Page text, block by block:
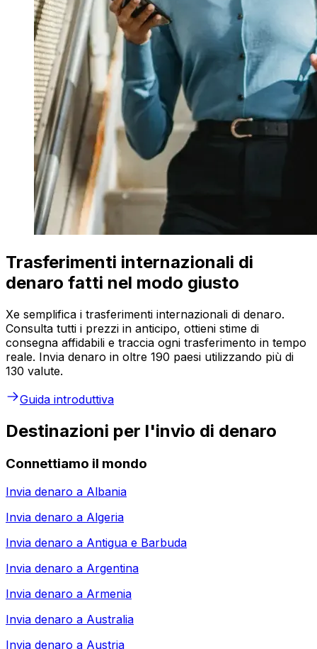
Trasferimenti internazionali di
denaro fatti nel modo giusto
Xe semplifica i trasferimenti internazionali di denaro.
Consulta tutti i prezzi in anticipo, ottieni stime di
consegna affidabili e traccia ogni trasferimento in tempo
reale. Invia denaro in oltre 190 paesi utilizzando più di
130 valute.
Guida introduttiva
Destinazioni per l'invio di denaro
Connettiamo il mondo
Invia denaro a Albania
Invia denaro a Algeria
Invia denaro a Antigua e Barbuda
Invia denaro a Argentina
Invia denaro a Armenia
Invia denaro a Australia
Invia denaro a Austria